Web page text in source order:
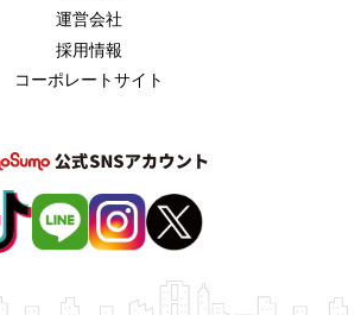
運営会社
採用情報
コーポレートサイト